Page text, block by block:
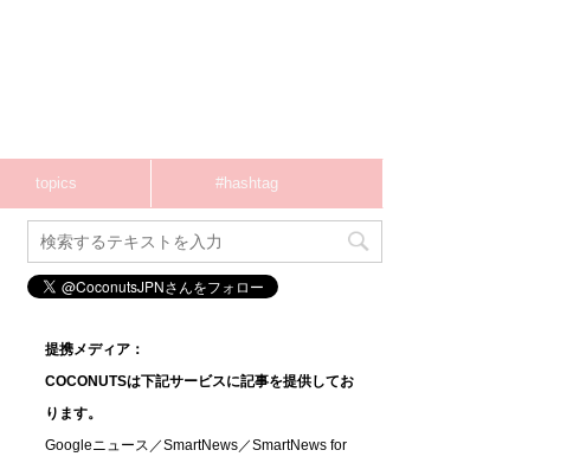
topics #hashtag
提携メディア：
COCONUTSは下記サービスに記事を提供してお
ります。
Googleニュース／SmartNews／SmartNews for